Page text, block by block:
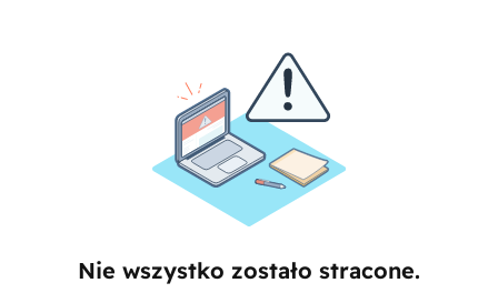
Nie wszystko zostało stracone.